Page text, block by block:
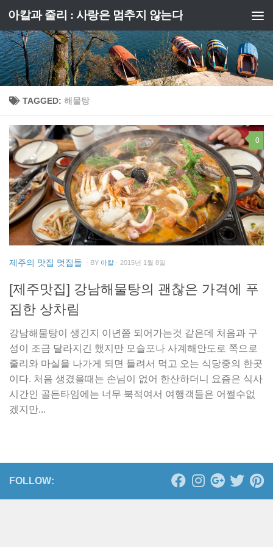
Skip to content
아칼과 줄리 : 사랑은 멈추지 않는다
TAGGED: 해물탕
0
제주의 맛집 멋집들 · BY 아칼 · 2015년 1월 8일
[제주맛집] 강남해물탕의 괜찮은 가격에 푸
짐한 상차림
강남해물탕이 생긴지 이년쯤 되어가는것 같은데 처음과 구
성이 조금 달라지긴 했지만 모슬포나 사계해안도로 쪽으로
줄리와 마실을 나가게 되면 들려서 먹고 오는 식당중의 한곳
이다. 처음 생겼을때는 손님이 없어 한산하더니 요즘은 식사
시간인 골든타임에는 너무 북적여서 여행객들은 어쩔수없
겠지만...
FOLLOW: